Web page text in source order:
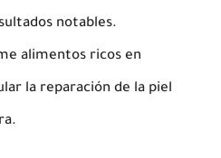
notables.
alimentos ricos en
la reparación de la piel